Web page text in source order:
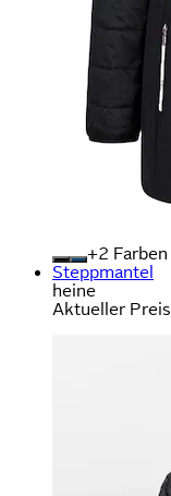
+
Farben
Steppmantel
heine
Aktueller Preis